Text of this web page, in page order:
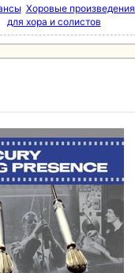
Хоровые
для хора и солистов